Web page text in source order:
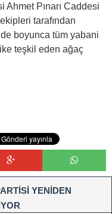
Pınarı Caddesi
tarafından
boyunca tüm yabani
teşkil eden ağaç
YENİDEN